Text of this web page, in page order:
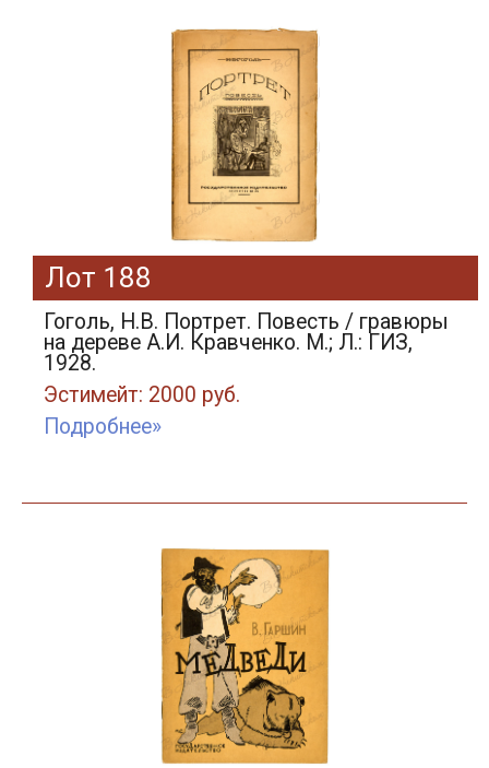
Лот 188
Гоголь, Н.В. Портрет. Повесть / гравюры
на дереве А.И. Кравченко. М.; Л.: ГИЗ,
1928.
Эстимейт: 2000 руб.
Подробнее»